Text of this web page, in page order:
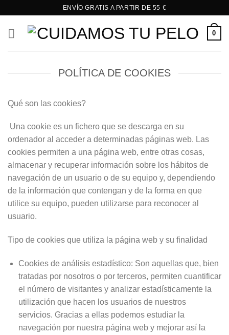
contenido
ENVÍO GRATIS A PARTIR DE 55 €
0
POLÍTICA DE COOKIES
Qué son las cookies?
Una cookie es un fichero que se descarga en su
ordenador al acceder a determinadas páginas web. Las
cookies permiten a una página web, entre otras cosas,
almacenar y recuperar información sobre los hábitos de
navegación de un usuario o de su equipo y, dependiendo
de la información que contengan y de la forma en que
utilice su equipo, pueden utilizarse para reconocer al
usuario.
Tipo de cookies que utiliza la página web y su finalidad
Cookies de análisis estadístico: Son aquellas que, bien
tratadas por nosotros o por terceros, permiten cuantificar
el número de visitantes y analizar estadísticamente la
utilización que hacen los usuarios de nuestros
servicios. Gracias a ellas podemos estudiar la
navegación por nuestra página web y mejorar así la